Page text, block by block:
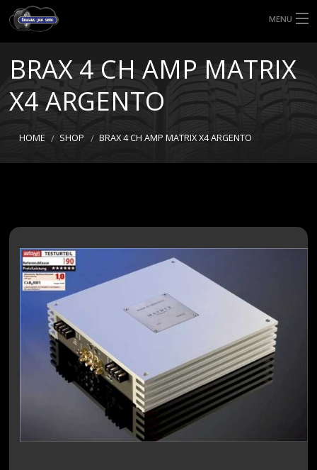
MENU
TIPI DI GOMME
BRAX 4 CH AMP MATRIX
X4 ARGENTO
HOME SHOP BRAX 4 CH AMP MATRIX X4 ARGENTO